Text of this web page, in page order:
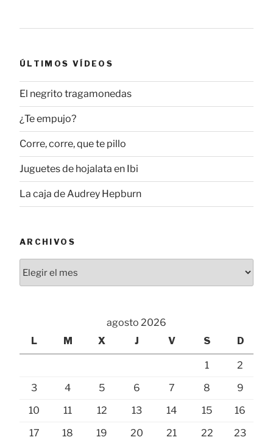
ÚLTIMOS VÍDEOS
El negrito tragamonedas
¿Te empujo?
Corre, corre, que te pillo
Juguetes de hojalata en Ibi
La caja de Audrey Hepburn
ARCHIVOS
agosto 2026
L
M X J V S D
1
2
3
4 5 6 7 8
9
10
11 12 13 14 15
16
17
18 19 20 21 22
23